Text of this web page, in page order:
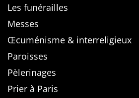
Les funérailles
Messes
Œcuménisme & interreligieux
Paroisses
Pèlerinages
Prier à Paris